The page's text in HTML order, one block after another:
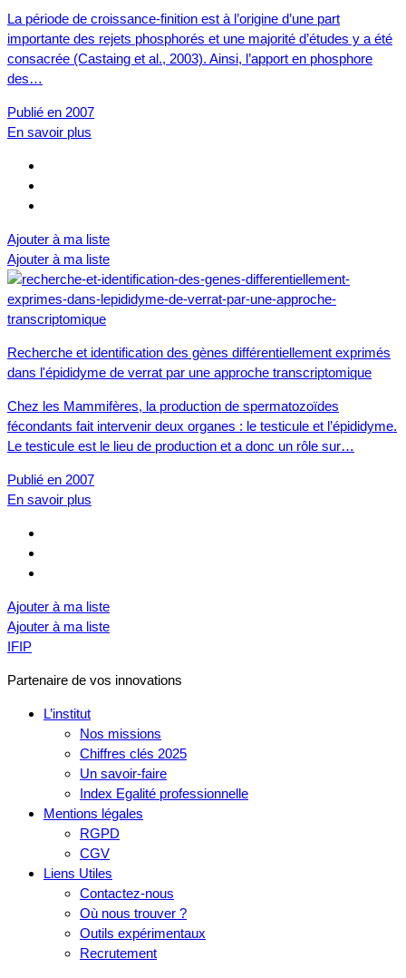
La période de croissance-finition est à l’origine d’une part
importante des rejets phosphorés et une majorité d’études y a été
consacrée (Castaing et al., 2003). Ainsi, l’apport en phosphore
des…
Publié en 2007
En savoir plus
Ajouter à ma liste
Ajouter à ma liste
Recherche et identification des gènes différentiellement exprimés
dans l'épididyme de verrat par une approche transcriptomique
Chez les Mammifères, la production de spermatozoïdes
fécondants fait intervenir deux organes : le testicule et l’épididyme.
Le testicule est le lieu de production et a donc un rôle sur…
Publié en 2007
En savoir plus
Ajouter à ma liste
Ajouter à ma liste
IFIP
Partenaire de vos innovations
L’institut
Nos missions
Chiffres clés 2025
Un savoir-faire
Index Egalité professionnelle
Mentions légales
RGPD
CGV
Liens Utiles
Contactez-nous
Où nous trouver ?
Outils expérimentaux
Recrutement